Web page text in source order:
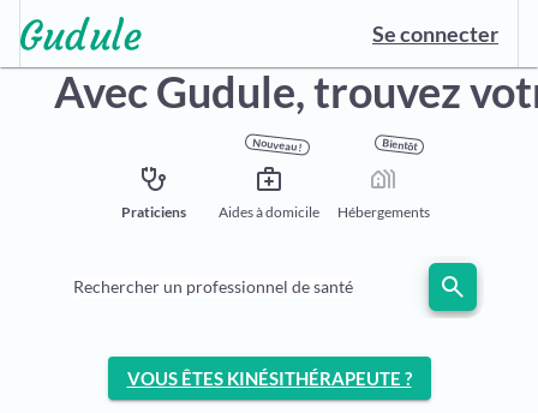
Se connecter
Avec Gudule,trouvez
stethoscope
Praticiens
Nouveau !
medical_services
Aides à domicile
Bientôt
holiday_village
Hébergements
Rechercher un professionnel de santé search
VOUS ÊTES KINÉSITHÉRAPEUTE ?